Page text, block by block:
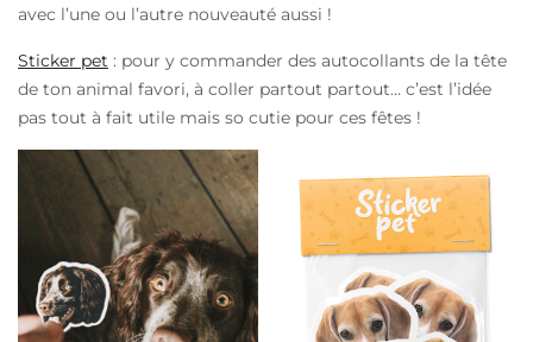
avec l’une ou l’autre nouveauté aussi !
Sticker pet : pour y commander des autocollants de la tête
de ton animal favori, à coller partout partout… c’est l’idée
pas tout à fait utile mais so cutie pour ces fêtes !